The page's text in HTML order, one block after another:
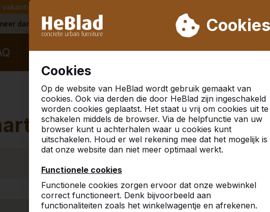
vakantie leveren wij niet van week 31 t/m week 33. Houdt u daarom
Cookies
Cookies
Op de website van HeBlad wordt gebruik gemaakt van
cookies. Ook via derden die door HeBlad zijn ingeschakeld
worden cookies geplaatst. Het staat u vrij om cookies uit te
schakelen middels de browser. Via de helpfunctie van uw
browser kunt u achterhalen waar u cookies kunt
uitschakelen. Houd er wel rekening mee dat het mogelijk is
dat onze website dan niet meer optimaal werkt.
Functionele cookies
Functionele cookies zorgen ervoor dat onze webwinkel
correct functioneert. Denk bijvoorbeeld aan
functionaliteiten zoals het winkelwagentje en afrekenen.
dan 30.000 producten verkocht Klanten beoordelen HeBlad